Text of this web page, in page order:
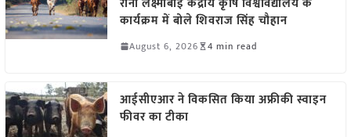
कार्यक्रम में बोले शिवराज सिंह चौहान
August 6, 2026 4 min read
आईसीएआर ने विकसित किया अफ्रीकी स्वाइन
फीवर का टीका